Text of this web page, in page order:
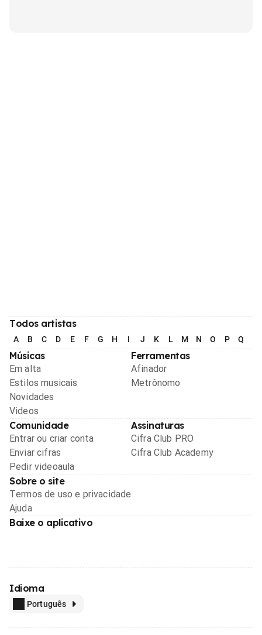
Todos artistas
A B C D E F G H I J K L M N O P Q
Músicas
Em alta
Estilos musicais
Novidades
Videos
Ferramentas
Afinador
Metrônomo
Comunidade
Entrar ou criar conta
Enviar cifras
Pedir videoaula
Assinaturas
Cifra Club PRO
Cifra Club Academy
Sobre o site
Termos de uso e privacidade
Ajuda
Baixe o aplicativo
Idioma
Português